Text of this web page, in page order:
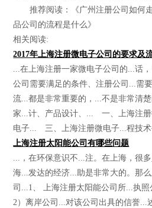
推荐阅读：《广州注册公司如何走
品公司的流程是什么》
相关阅读:
2017年上海注册微电子公司的要求及
...在上海注册一家微电子公司的...话
公司需要满足的条件、注册公司...需
流...都是非常重要的，...不是非常清
家...计、产品设计、... 一、上海注
电子... 三、上海注册微电子...程技术
上海注册太阳能公司有哪些问题
...，在环保意识不...注。在上海，很
海...发达的经济...助是非常大的。那
司...1、 上海注册太阳能公司所...执照
2）离岸公司...对该公司出具的信誉...